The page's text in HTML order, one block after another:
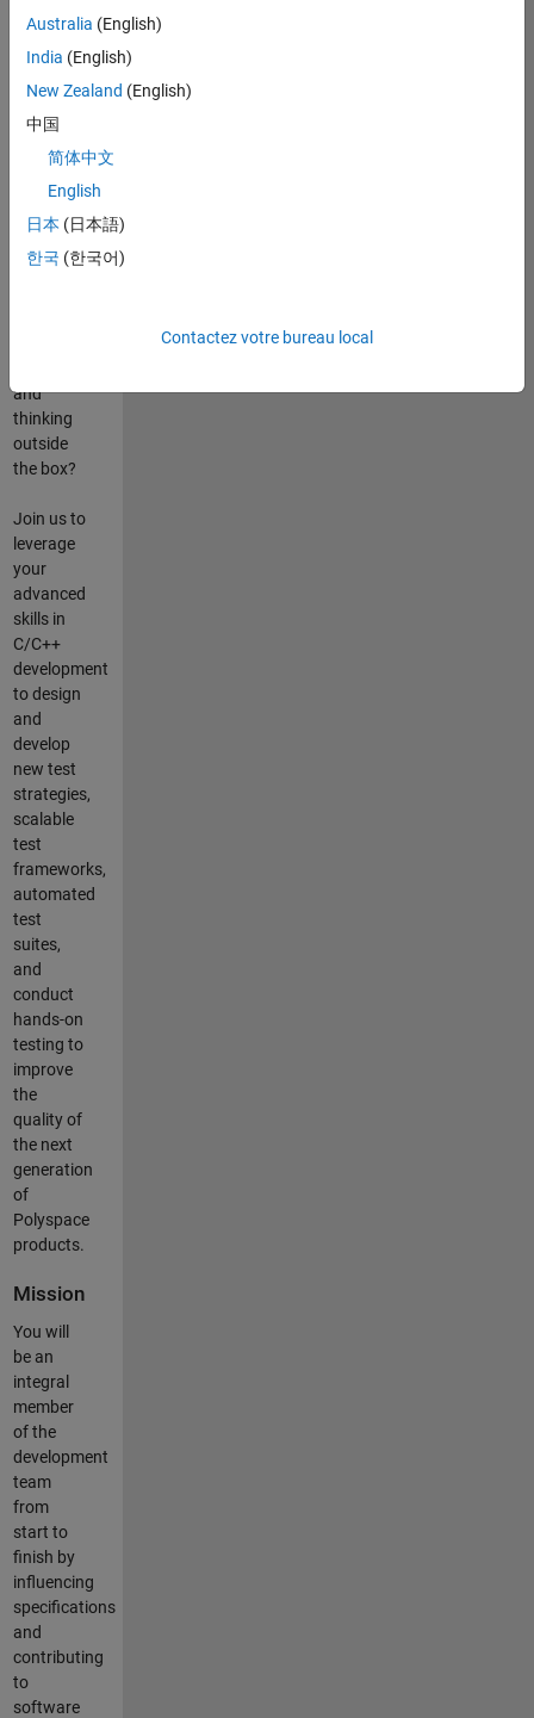
Résumé
du
poste
Are you
about
state-of-
the-art
Do you
and
thinking
outside
the box?
Join us to
leverage
your
advanced
skills in
C/C++
development
to design
and
develop
new test
strategies,
scalable
test
frameworks,
automated
test
suites,
and
conduct
hands-on
testing to
improve
the
quality of
the next
generation
of
Polyspace
products.
Mission
You will
be an
integral
member
of the
development
team
from
start to
finish by
influencing
specifications
and
contributing
to
software
Australia (English)
India (English)
New Zealand (English)
中国
简体中文
English
日本 (日本語)
한국 (한국어)
Contactez votre bureau local